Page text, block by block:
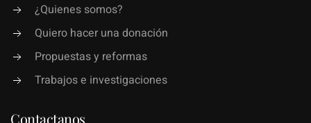
¿Quienes somos?
Quiero hacer una donación
Propuestas y reformas
Trabajos e investigaciones
Contactanos